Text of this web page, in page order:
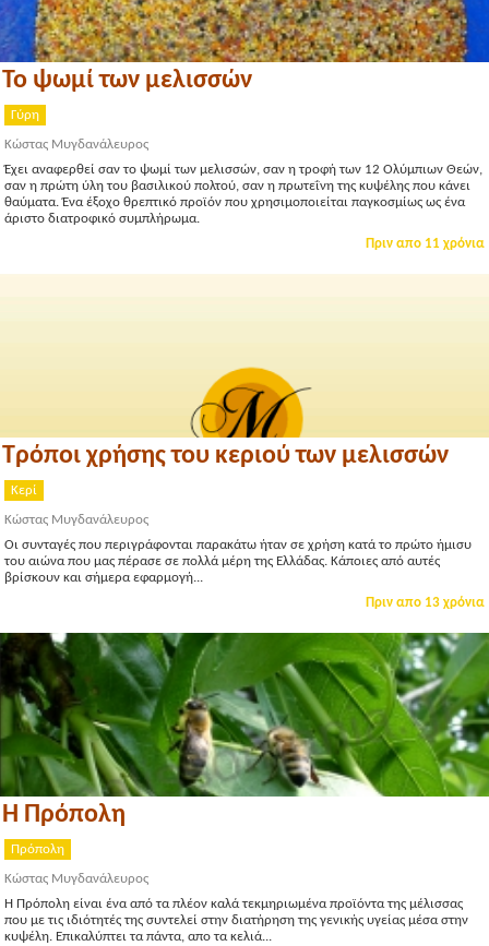
Το ψωμί των μελισσών
Γύρη
Κώστας Μυγδανάλευρος
Έχει αναφερθεί σαν το ψωμί των μελισσών, σαν η τροφή των 12 Ολύμπιων Θεών,
σαν η πρώτη ύλη του βασιλικού πολτού, σαν η πρωτεΐνη της κυψέλης που κάνει
θαύματα. Ένα έξοχο θρεπτικό προϊόν που χρησιμοποιείται παγκοσμίως ως ένα
άριστο διατροφικό συμπλήρωμα.
Πριν απο 11 χρόνια
Τρόποι χρήσης του κεριού των μελισσών
Κερί
Κώστας Μυγδανάλευρος
Οι συνταγές που περιγράφονται παρακάτω ήταν σε χρήση κατά το πρώτο ήμισυ
του αιώνα που μας πέρασε σε πολλά μέρη της Ελλάδας. Κάποιες από αυτές
βρίσκουν και σήμερα εφαρμογή...
Πριν απο 13 χρόνια
Η Πρόπολη
Πρόπολη
Κώστας Μυγδανάλευρος
Η Πρόπολη είναι ένα από τα πλέον καλά τεκμηριωμένα προϊόντα της μέλισσας
που με τις ιδιότητές της συντελεί στην διατήρηση της γενικής υγείας μέσα στην
κυψέλη. Επικαλύπτει τα πάντα, απο τα κελιά...